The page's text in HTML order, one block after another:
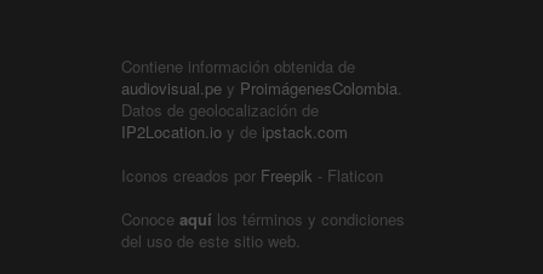
Contiene información obtenida de
audiovisual.pe y ProimágenesColombia.
Datos de geolocalización de
IP2Location.io y de ipstack.com
Iconos creados por Freepik - Flaticon
Conoce aquí los términos y condiciones
del uso de este sitio web.